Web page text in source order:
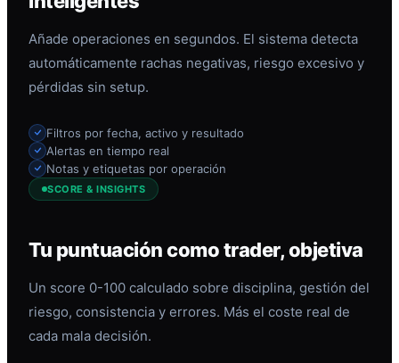
Añade operaciones en segundos. El sistema detecta
automáticamente rachas negativas, riesgo excesivo y
pérdidas sin setup.
Filtros por fecha, activo y resultado
Alertas en tiempo real
Notas y etiquetas por operación
SCORE & INSIGHTS
Tu puntuación como trader, objetiva
Un score 0-100 calculado sobre disciplina, gestión del
riesgo, consistencia y errores. Más el coste real de
cada mala decisión.